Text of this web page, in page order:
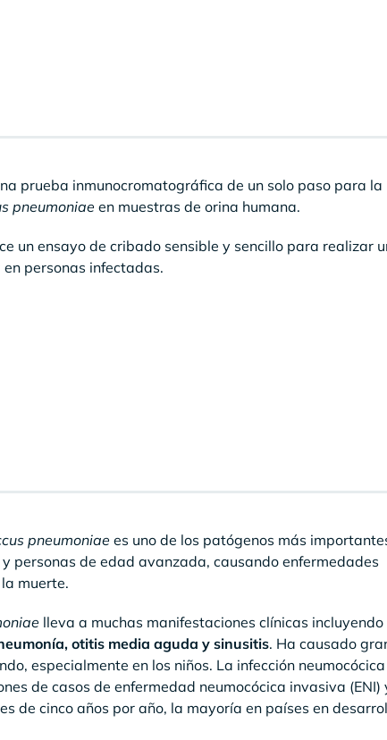
prueba inmunocromatográfica de un solo paso para la
pneumoniae en muestras de orina humana.
un ensayo de cribado sensible y sencillo para realizar
personas infectadas.
pneumoniae es uno de los patógenos más
personas de edad avanzada, causando enfermedades
muerte.
lleva a muchas manifestaciones clínicas incluyendo
otitis media aguda y sinusitis. Ha causado
especialmente en los niños. La infección
de casos de enfermedad neumocócica invasiva (ENI)
de cinco años por año, la mayoría en países en